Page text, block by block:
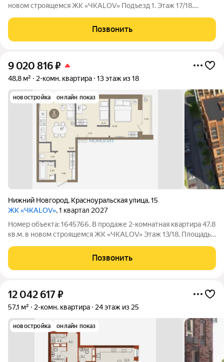
новом строящемся ЖК «ЧКАLOV» Подъезд 1. Этаж 17/18.
совмещенный 3.3 м.кв. Все квартиры в ЖК «ЧКАLOV» будут
сдаваться с улучшенной
Позвонить
9 020 816₽
48,8 м² 2-комн. квартира 13 этаж из 18
новостройка онлайн показ
Нижний Новгород, Красноуральская улица,15
ЖК «ЧКАLOV», 1 квартал 2027
Номер объекта: 1645766. В продаже 2-комнатная квартира 47.8
кв.м. в новом строящемся ЖК «ЧКАLOV» Этаж 13/18. Площадь
раздельный. Все квартиры в ЖК «ЧКАLOV» будут сдаются с
отделкой под ключ.
Позвонить
12 042 617₽
57,1 м² 2-комн. квартира 24 этаж из 25
новостройка онлайн показ